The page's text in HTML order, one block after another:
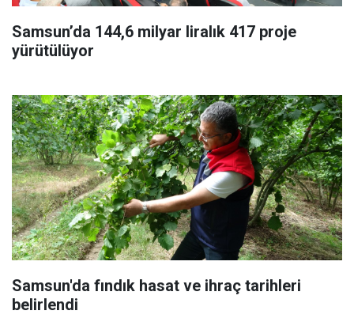
Samsun’da 144,6 milyar liralık 417 proje
yürütülüyor
Samsun'da fındık hasat ve ihraç tarihleri
belirlendi